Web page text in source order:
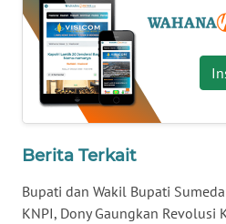
Berita Terkait
Bupati dan Wakil Bupati
KNPI, Dony Gaungkan Revolusi
WN
KALTARA
WN
KALSEL
KALTIM